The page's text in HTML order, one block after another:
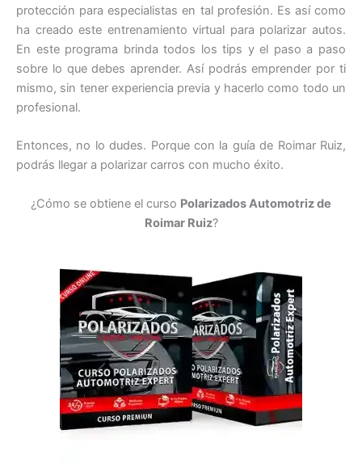
protección para especialistas en tal profesión. Es así como
ha creado este entrenamiento virtual para polarizar autos.
En este programa brinda todos los tips y el paso a paso
sobre lo que debes aprender. Así podrás emprender por ti
mismo, sin tener experiencia previa y hacerlo como todo un
profesional.
Entonces, no lo dudes. Porque con la guía de Roimar Ruiz,
podrás llegar a polarizar carros con mucho éxito.
¿Cómo se obtiene el curso Polarizados Automotriz de
Roimar Ruiz?